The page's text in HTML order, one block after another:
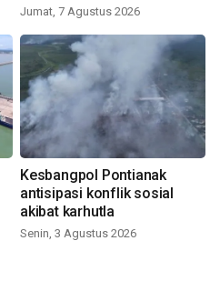
Jumat, 7 Agustus 2026
Kesbangpol Pontianak
antisipasi konflik sosial
akibat karhutla
Senin, 3 Agustus 2026